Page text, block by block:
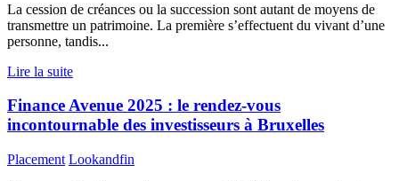
La cession de créances ou la succession sont autant de moyens de
transmettre un patrimoine. La première s’effectuent du vivant d’une
personne, tandis...
Lire la suite
Finance Avenue 2025 : le rendez-vous
incontournable des investisseurs à Bruxelles
Placement Lookandfin